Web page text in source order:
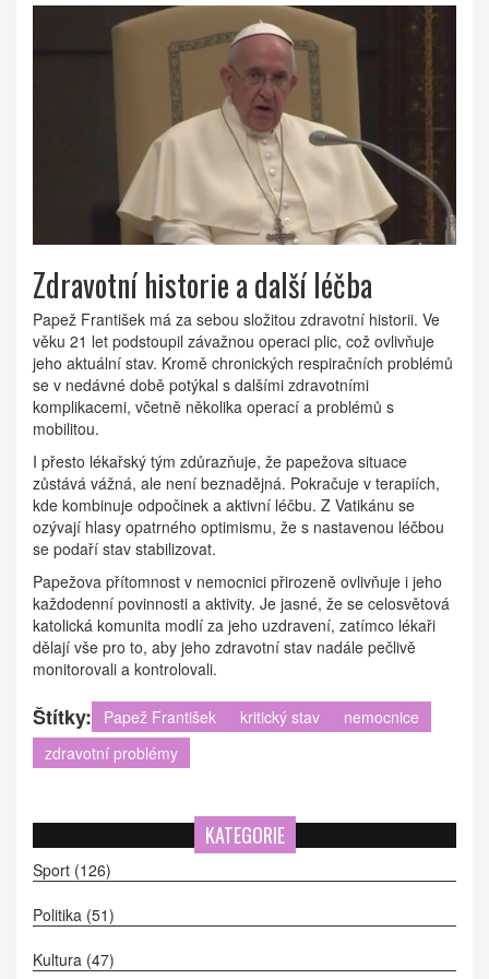
Zdravotní historie a další léčba
Papež František má za sebou složitou zdravotní historii. Ve
věku 21 let podstoupil závažnou operaci plic, což ovlivňuje
jeho aktuální stav. Kromě chronických respiračních problémů
se v nedávné době potýkal s dalšími zdravotními
komplikacemi, včetně několika operací a problémů s
mobilitou.
I přesto lékařský tým zdůrazňuje, že papežova situace
zůstává vážná, ale není beznadějná. Pokračuje v terapiích,
kde kombinuje odpočinek a aktivní léčbu. Z Vatikánu se
ozývají hlasy opatrného optimismu, že s nastavenou léčbou
se podaří stav stabilizovat.
Papežova přítomnost v nemocnici přirozeně ovlivňuje i jeho
každodenní povinnosti a aktivity. Je jasné, že se celosvětová
katolická komunita modlí za jeho uzdravení, zatímco lékaři
dělají vše pro to, aby jeho zdravotní stav nadále pečlivě
monitorovali a kontrolovali.
Štítky: Papež František kritický stav
nemocnice
zdravotní problémy
KATEGORIE
Sport (126)
Politika (51)
Kultura (47)